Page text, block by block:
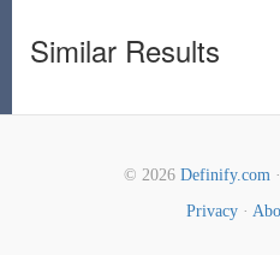
Similar Results
© 2026 Definify.com
Privacy ·